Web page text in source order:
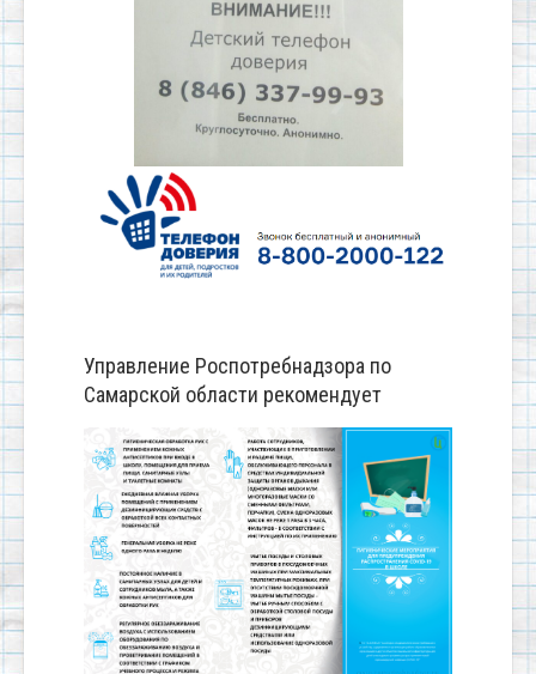
Управление Роспотребнадзора по
Самарской области рекомендует